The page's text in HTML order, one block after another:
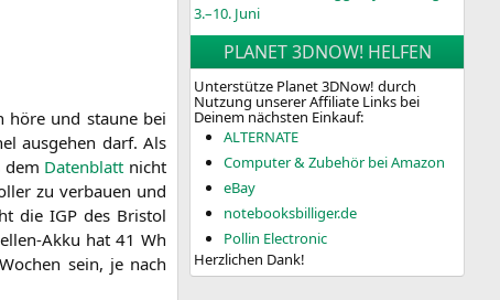
und stau­ne bei
aus­ge­hen darf. Als
Daten­blatt nicht
zu ver­bau­en und
die IGPdes Bris­tol
Akku hat 41 Wh
sein, je nach
3.–10. Juni
PLANET 3DNOW! HELFEN
Unterstütze Planet 3DNow! durch
Nutzung unserer Affiliate Links bei
Deinem nächsten Einkauf:
ALTERNATE
Computer & Zubehör bei Amazon
eBay
notebooksbilliger.de
Pollin Electronic
Herzlichen Dank!